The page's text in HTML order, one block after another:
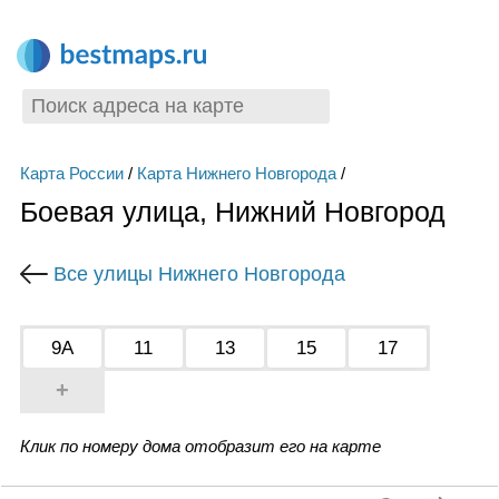
Карта России/ Карта Нижнего Новгорода/
Боевая улица, Нижний Новгород
Все улицы Нижнего Новгорода
9А 11 13 15 17
+
Клик по номеру дома отобразит его на карте